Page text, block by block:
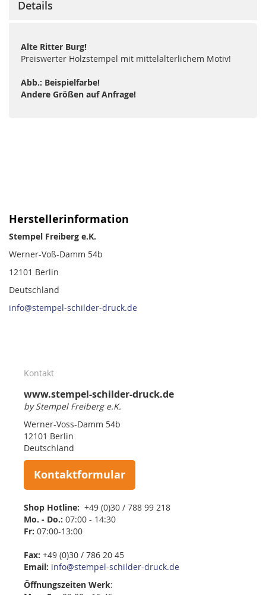
Details
Alte Ritter Burg!
Preiswerter Holzstempel mit mittelalterlichem Motiv!
Abb.: Beispielfarbe!
Andere Größen auf Anfrage!
Herstellerinformation
Stempel Freiberg e.K.
Werner-Voß-Damm 54b
12101 Berlin
Deutschland
info@stempel-schilder-druck.de
Kontakt
www.stempel-schilder-druck.de
by Stempel Freiberg e.K.
Werner-Voss-Damm 54b
12101 Berlin
Deutschland
Kontaktformular
Shop Hotline: +49 (0)30 / 788 99 218
Mo. - Do.: 07:00 - 14:30
Fr: 07:00-13:00
Fax: +49 (0)30 / 786 20 45
Email: info@stempel-schilder-druck.de
Öffnungszeiten Werk: